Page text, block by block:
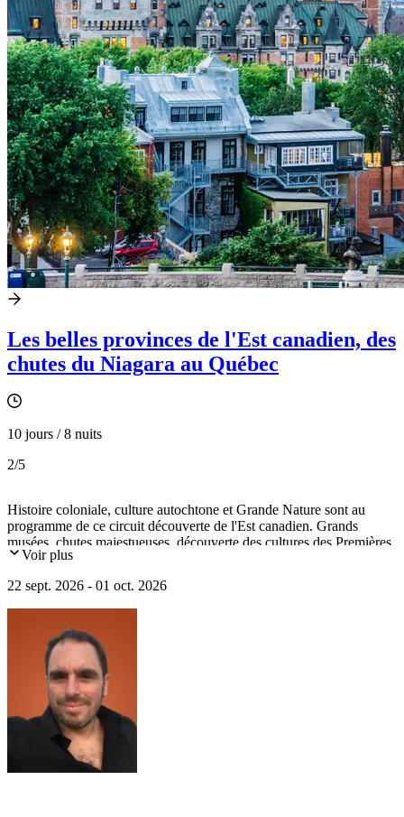
Les belles provinces de l'Est canadien, des
chutes du Niagara au Québec
10 jours / 8 nuits
2/5
Histoire coloniale, culture autochtone et Grande Nature sont au
programme de ce circuit découverte de l'Est canadien. Grands
musées, chutes majestueuses, découverte des cultures des Premières
Nations, patrimoine français… Un circuit complet et immersif.
Voir plus
22 sept. 2026 - 01 oct. 2026